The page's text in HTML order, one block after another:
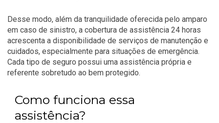
Desse modo, além da tranquilidade oferecida pelo amparo
em caso de sinistro, a cobertura de assistência 24 horas
acrescenta a disponibilidade de serviços de manutenção e
cuidados, especialmente para situações de emergência.
Cada tipo de seguro possui uma assistência própria e
referente sobretudo ao bem protegido.
Como funciona essa
assistência?